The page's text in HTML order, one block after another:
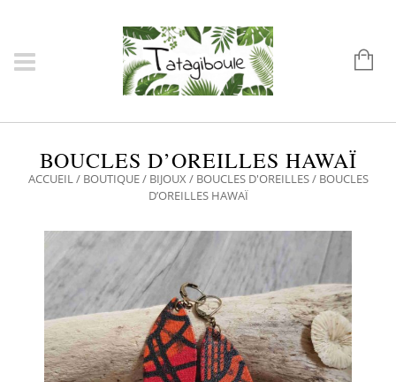
BOUCLES D’OREILLES HAWAÏ
ACCUEIL/ BOUTIQUE/ BIJOUX / BOUCLES D'OREILLES/ BOUCLES
D’OREILLES HAWAÏ